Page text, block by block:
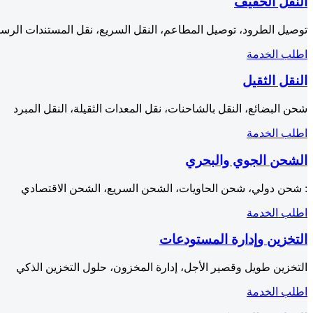
توصيل الطرود، توصيل المطاعم، النقل السريع، نقل المستندات
اطلب الخدمة
النقل الثقيل
شحن البضائع، النقل بالشاحنات، نقل المعدات الثقيلة، النقل المبرد
اطلب الخدمة
الشحن الجوي والبحري
: شحن دولي، شحن الحاويات، الشحن السريع، الشحن الاقتصادي
اطلب الخدمة
التخزين وإدارة المستودعات
التخزين طويل وقصير الأجل، إدارة المخزون، حلول التخزين الذكي
اطلب الخدمة